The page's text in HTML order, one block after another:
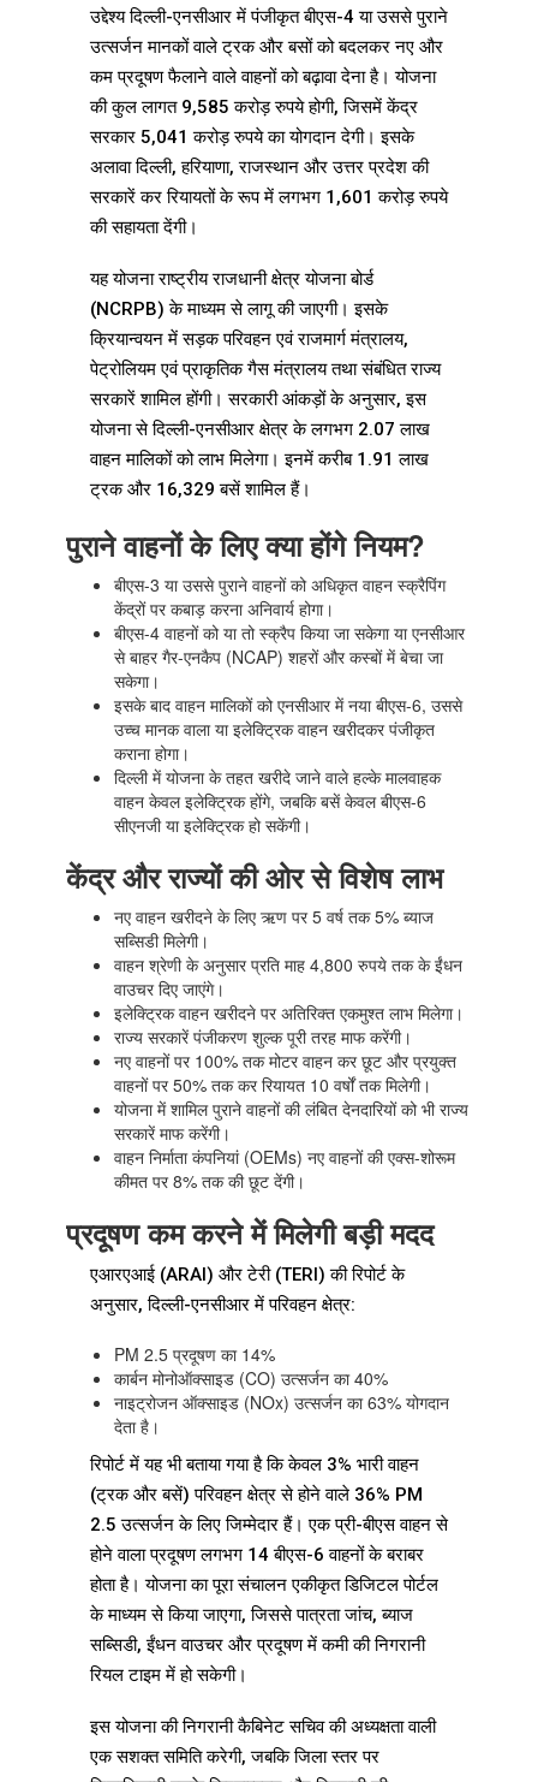
उद्देश्य दिल्ली-एनसीआर में पंजीकृत बीएस-4 या उससे पुराने
उत्सर्जन मानकों वाले ट्रक और बसों को बदलकर नए और
कम प्रदूषण फैलाने वाले वाहनों को बढ़ावा देना है। योजना
की कुल लागत 9,585 करोड़ रुपये होगी, जिसमें केंद्र
सरकार 5,041 करोड़ रुपये का योगदान देगी। इसके
अलावा दिल्ली, हरियाणा, राजस्थान और उत्तर प्रदेश की
सरकारें कर रियायतों के रूप में लगभग 1,601 करोड़ रुपये
की सहायता देंगी।
यह योजना राष्ट्रीय राजधानी क्षेत्र योजना बोर्ड
(NCRPB) के माध्यम से लागू की जाएगी। इसके
क्रियान्वयन में सड़क परिवहन एवं राजमार्ग मंत्रालय,
पेट्रोलियम एवं प्राकृतिक गैस मंत्रालय तथा संबंधित राज्य
सरकारें शामिल होंगी। सरकारी आंकड़ों के अनुसार, इस
योजना से दिल्ली-एनसीआर क्षेत्र के लगभग 2.07 लाख
वाहन मालिकों को लाभ मिलेगा। इनमें करीब 1.91 लाख
ट्रक और 16,329 बसें शामिल हैं।
पुराने वाहनों के लिए क्या होंगे नियम?
बीएस-3 या उससे पुराने वाहनों को अधिकृत वाहन स्क्रैपिंग
केंद्रों पर कबाड़ करना अनिवार्य होगा।
बीएस-4 वाहनों को या तो स्क्रैप किया जा सकेगा या एनसीआर
से बाहर गैर-एनकैप (NCAP) शहरों और कस्बों में बेचा जा
सकेगा।
इसके बाद वाहन मालिकों को एनसीआर में नया बीएस-6, उससे
उच्च मानक वाला या इलेक्ट्रिक वाहन खरीदकर पंजीकृत
कराना होगा।
दिल्ली में योजना के तहत खरीदे जाने वाले हल्के मालवाहक
वाहन केवल इलेक्ट्रिक होंगे, जबकि बसें केवल बीएस-6
सीएनजी या इलेक्ट्रिक हो सकेंगी।
केंद्र और राज्यों की ओर से विशेष लाभ
नए वाहन खरीदने के लिए ऋण पर 5 वर्ष तक 5% ब्याज
सब्सिडी मिलेगी।
वाहन श्रेणी के अनुसार प्रति माह 4,800 रुपये तक के ईंधन
वाउचर दिए जाएंगे।
इलेक्ट्रिक वाहन खरीदने पर अतिरिक्त एकमुश्त लाभ मिलेगा।
राज्य सरकारें पंजीकरण शुल्क पूरी तरह माफ करेंगी।
नए वाहनों पर 100% तक मोटर वाहन कर छूट और प्रयुक्त
वाहनों पर 50% तक कर रियायत 10 वर्षों तक मिलेगी।
योजना में शामिल पुराने वाहनों की लंबित देनदारियों को भी राज्य
सरकारें माफ करेंगी।
वाहन निर्माता कंपनियां (OEMs) नए वाहनों की एक्स-शोरूम
कीमत पर 8% तक की छूट देंगी।
प्रदूषण कम करने में मिलेगी बड़ी मदद
एआरएआई (ARAI) और टेरी (TERI) की रिपोर्ट के
अनुसार, दिल्ली-एनसीआर में परिवहन क्षेत्र:
PM 2.5 प्रदूषण का 14%
कार्बन मोनोऑक्साइड (CO) उत्सर्जन का 40%
नाइट्रोजन ऑक्साइड (NOx) उत्सर्जन का 63% योगदान
देता है।
रिपोर्ट में यह भी बताया गया है कि केवल 3% भारी वाहन
(ट्रक और बसें) परिवहन क्षेत्र से होने वाले 36% PM
2.5 उत्सर्जन के लिए जिम्मेदार हैं। एक प्री-बीएस वाहन से
होने वाला प्रदूषण लगभग 14 बीएस-6 वाहनों के बराबर
होता है। योजना का पूरा संचालन एकीकृत डिजिटल पोर्टल
के माध्यम से किया जाएगा, जिससे पात्रता जांच, ब्याज
सब्सिडी, ईंधन वाउचर और प्रदूषण में कमी की निगरानी
रियल टाइम में हो सकेगी।
इस योजना की निगरानी कैबिनेट सचिव की अध्यक्षता वाली
एक सशक्त समिति करेगी, जबकि जिला स्तर पर